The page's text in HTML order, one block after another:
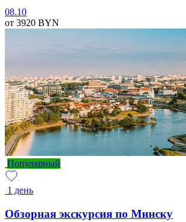
08.10
от 3920 BYN
Популярный
1 день
Обзорная экскурсия по Минску